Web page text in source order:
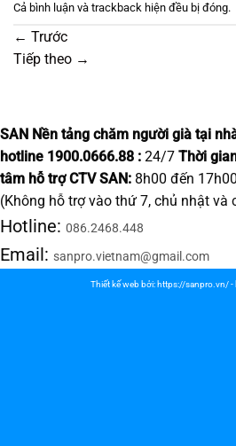
Cả bình luận và trackback hiện đều bị đóng.
← Trước
Tiếp theo →
SAN Nền tảng chăm người già tại
hotline 1900.0666.88 : 24/7 Thời
tâm hỗ trợ CTV SAN: 8h00 đến
(Không hỗ trợ vào thứ 7, chủ nhật và
Hotline: 086.2468.448
Email: sanpro.vietnam@gmail.com
Thiết kế web bởi: https://sanpro.vn/-